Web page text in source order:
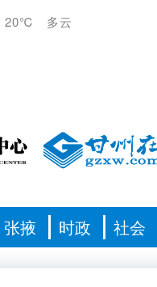
20℃ 多云
张掖 时政 社会